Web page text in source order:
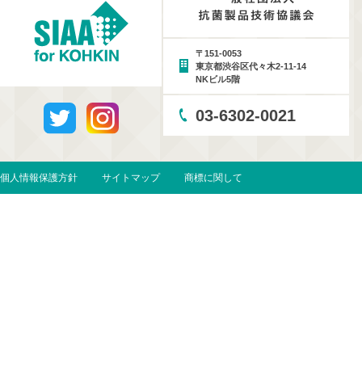
〒151-0053
東京都渋谷区代々木2-11-14
NKビル5階
03-6302-0021
個人情報保護方針 サイトマップ 商標に関して